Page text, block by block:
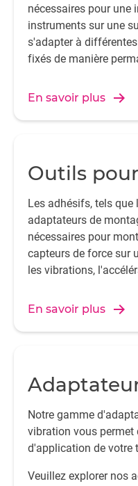
nécessaires pour une
instruments sur une
s'adapter à
fixés de manière
En savoir plus
Outils
Les adhésifs, tels
adaptateurs de
nécessaires pour
capteurs de force sur
les vibrations,
En savoir plus
Notre gamme
vibration vous permet
d'application de votre
Veuillez explorer nos